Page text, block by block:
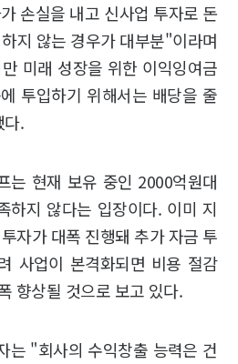
손실을 내고 신사업 투자로 돈
지 않는 경우가 대부분"이라며
미래 성장을 위한 이익잉여금
투입하기 위해서는 배당을 줄
다.
는 현재 보유 중인 2000억원대
하지 않다는 입장이다. 이미 지
자가 대폭 진행돼 추가 자금 투
사업이 본격화되면 비용 절감
향상될 것으로 보고 있다.
는 "회사의 수익창출 능력은 건